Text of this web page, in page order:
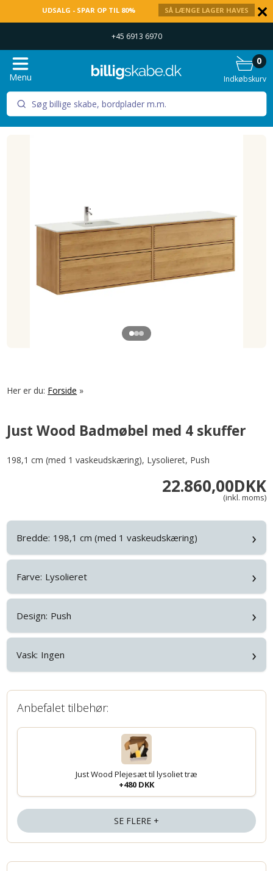
UDSALG - SPAR OP TIL 80% SÅ LÆNGE LAGER HAVES
+45 6913 6970
Menu Indkøbskurv
0
Her er du: Forside »
Just Wood Badmøbel med 4 skuffer
198,1 cm (med 1 vaskeudskæring), Lysolieret, Push
22.860,00DKK
(inkl. moms)
Bredde: 198,1 cm (med 1 vaskeudskæring) ›
Farve: Lysolieret ›
Design: Push ›
Vask: Ingen ›
Anbefalet tilbehør:
Just Wood Plejesæt til lysoliet træ
+480 DKK
SE FLERE +